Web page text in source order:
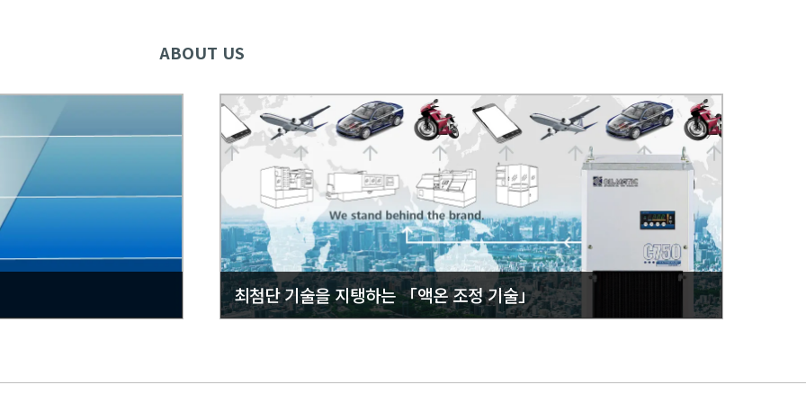
ABOUT US
최첨단 기술을 지탱하는 「액온 조정 기술」